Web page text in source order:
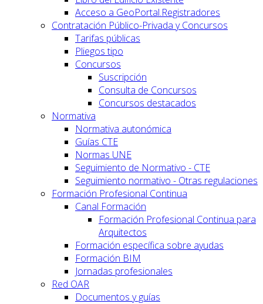
Acceso a GeoPortal.Registradores
Contratación Público-Privada y Concursos
Tarifas públicas
Pliegos tipo
Concursos
Suscripción
Consulta de Concursos
Concursos destacados
Normativa
Normativa autonómica
Guías CTE
Normas UNE
Seguimiento de Normativo - CTE
Seguimiento normativo - Otras regulaciones
Formación Profesional Continua
Canal Formación
Formación Profesional Continua para
Arquitectos
Formación específica sobre ayudas
Formación BIM
Jornadas profesionales
Red OAR
Documentos y guías